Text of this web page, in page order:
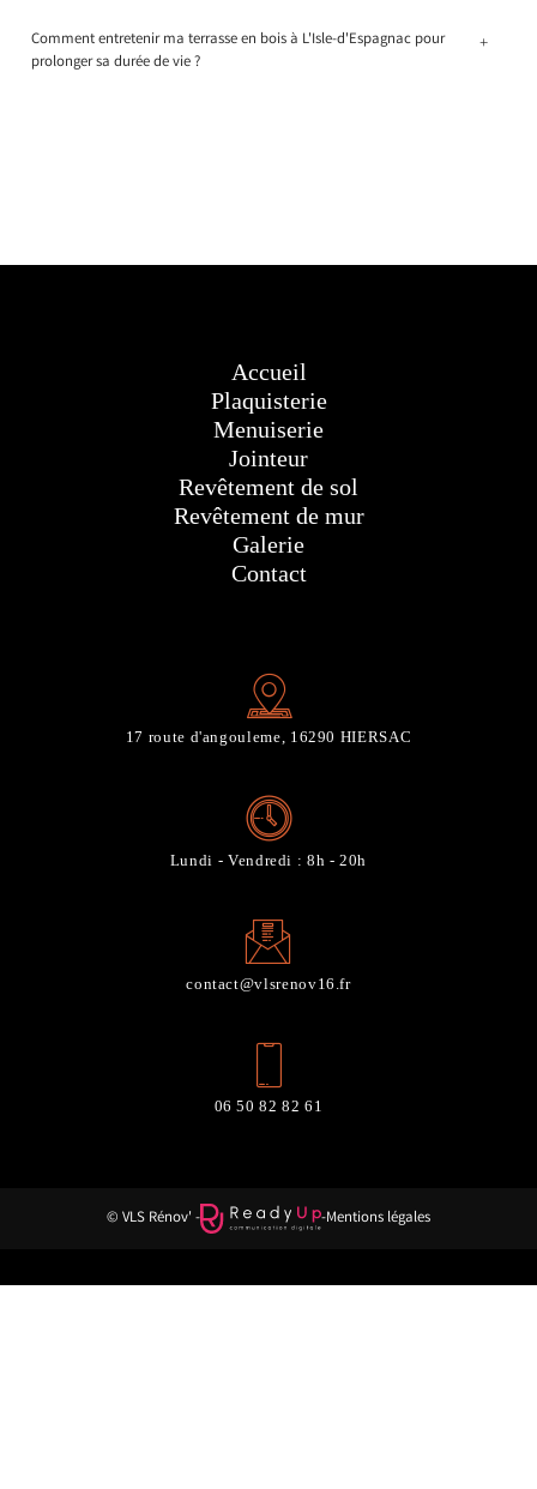
Comment entretenir ma terrasse en bois à L'Isle-d'Espagnac pour
prolonger sa durée de vie ?
+
Accueil
Plaquisterie
Menuiserie
Jointeur
Revêtement de sol
Revêtement de mur
Galerie
Contact
17 route d'angouleme, 16290 HIERSAC
Lundi - Vendredi : 8h - 20h
contact@vlsrenov16.fr
06 50 82 82 61
© VLS Rénov' - -Mentions légales